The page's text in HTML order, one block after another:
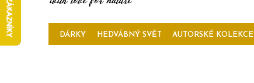
DÁRKY HEDVÁBNÝ SVĚT AUTORSKÉ KOLEKCE